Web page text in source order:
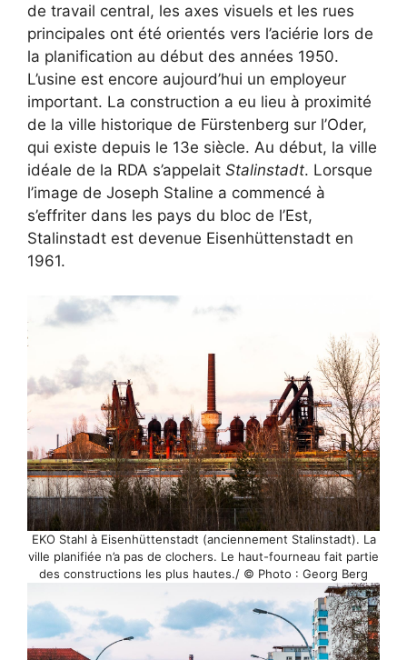
de travail central, les axes visuels et les rues
principales ont été orientés vers l’aciérie lors de
la planification au début des années 1950.
L’usine est encore aujourd’hui un employeur
important. La construction a eu lieu à proximité
de la ville historique de Fürstenberg sur l’Oder,
qui existe depuis le 13e siècle. Au début, la ville
idéale de la RDA s’appelait Stalinstadt. Lorsque
l’image de Joseph Staline a commencé à
s’effriter dans les pays du bloc de l’Est,
Stalinstadt est devenue Eisenhüttenstadt en
1961.
EKO Stahl à Eisenhüttenstadt (anciennement Stalinstadt). La
ville planifiée n’a pas de clochers. Le haut-fourneau fait partie
des constructions les plus hautes./ © Photo : Georg Berg